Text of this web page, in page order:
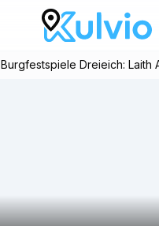
Burgfestspiele Dreieich: Laith